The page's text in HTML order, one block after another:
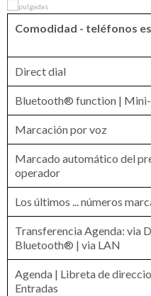
Comodidad - teléfonos
Direct dial
Bluetooth® function |
Marcación por voz
Marcado automático del
operador
Los últimos ... números
Transferencia Agenda: via
Bluetooth® | via LAN
Agenda | Libreta de
Entradas